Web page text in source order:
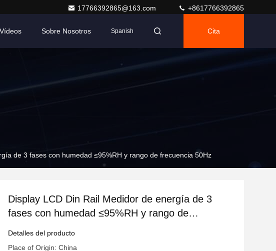
17766392865@163.com +8617766392865
Vídeos Sobre Nosotros Spanish Cita
de 3 fases con humedad ≤95%RH y rango de frecuencia 50Hz
Display LCD Din Rail Medidor de energía de 3
fases con humedad ≤95%RH y rango de
Detalles del producto
Place of Origin: China